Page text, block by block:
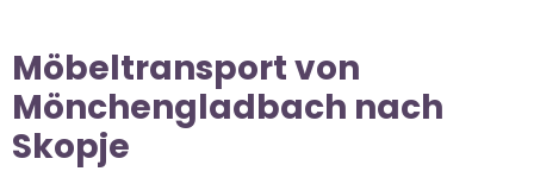
Möbeltransport von
Mönchengladbach nach
Skopje